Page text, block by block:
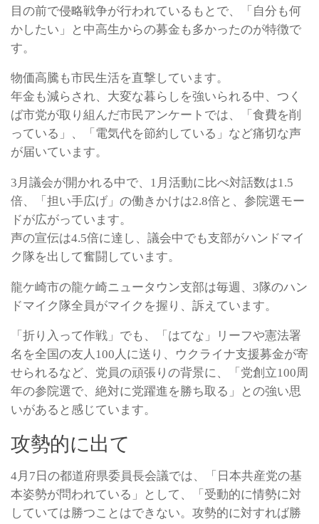
目の前で侵略戦争が行われているもとで、「自分も何
かしたい」と中高生からの募金も多かったのが特徴で
す。
物価高騰も市民生活を直撃しています。
年金も減らされ、大変な暮らしを強いられる中、つく
ば市党が取り組んだ市民アンケートでは、「食費を削
っている」、「電気代を節約している」など痛切な声
が届いています。
3月議会が開かれる中で、1月活動に比べ対話数は1.5
倍、「担い手広げ」の働きかけは2.8倍と、参院選モー
ドが広がっています。
声の宣伝は4.5倍に達し、議会中でも支部がハンドマイ
ク隊を出して奮闘しています。
龍ケ崎市の龍ケ崎ニュータウン支部は毎週、3隊のハン
ドマイク隊全員がマイクを握り、訴えています。
「折り入って作戦」でも、「はてな」リーフや憲法署
名を全国の友人100人に送り、ウクライナ支援募金が寄
せられるなど、党員の頑張りの背景に、「党創立100周
年の参院選で、絶対に党躍進を勝ち取る」との強い思
いがあると感じています。
攻勢的に出て
4月7日の都道府県委員長会議では、「日本共産党の基
本姿勢が問われている」として、「受動的に情勢に対
していては勝つことはできない。攻勢的に対すれば勝